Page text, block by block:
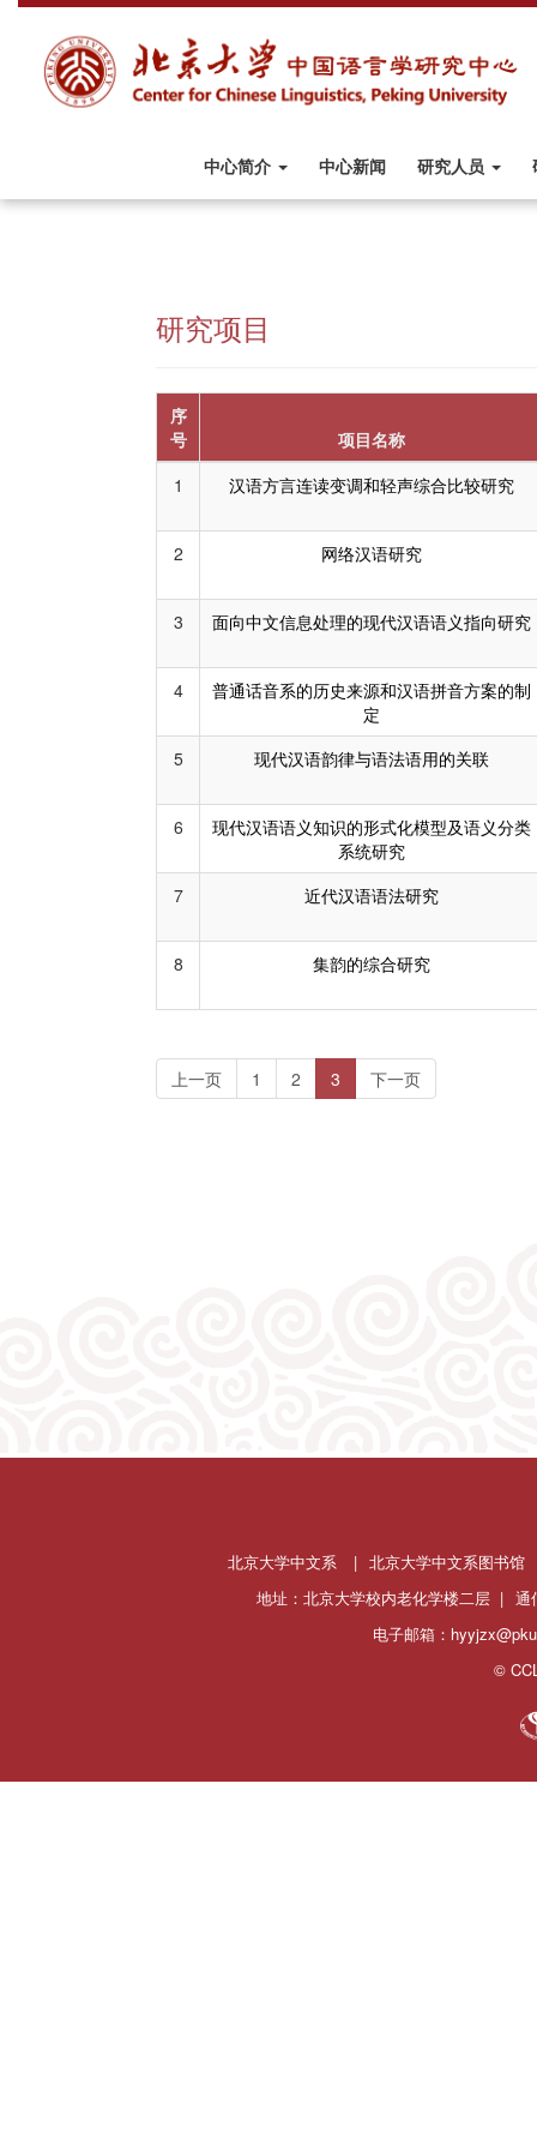
中心简介 中心新闻 研究人员
研究项目
序
号
项目名称
1
汉语方言连读变调和轻声综合比较研究
2 网络汉语研究
3 面向中文信息处理的现代汉语语义指向研究
4
普通话音系的历史来源和汉语拼音方案的制
定
5
现代汉语韵律与语法语用的关联
6
现代汉语语义知识的形式化模型及语义分类
系统研究
7
近代汉语语法研究
8 集韵的综合研究
上一页 1 2 3 (current)
下一页
北京大学中文系 | 北京大学中文系图书馆
地址：北京大学校内老化学楼二层 | 通
电子邮箱：
©